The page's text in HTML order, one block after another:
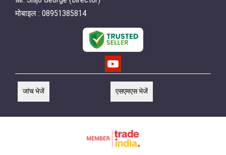
मोबाइल : 08951385814
जांच भेजें एसएमएस भेजें